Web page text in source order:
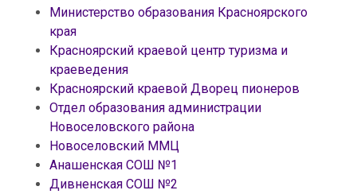
Министерство образования Красноярского
края
Красноярский краевой центр туризма и
краеведения
Красноярский краевой Дворец пионеров
Отдел образования администрации
Новоселовского района
Новоселовский ММЦ
Анашенская СОШ №1
Дивненская СОШ №2